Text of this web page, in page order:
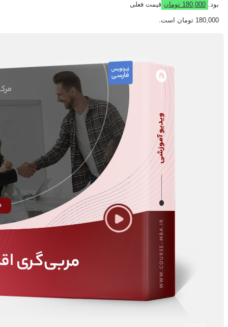
بود. 180,000 تومان قیمت فعلی
180,000 تومان است.